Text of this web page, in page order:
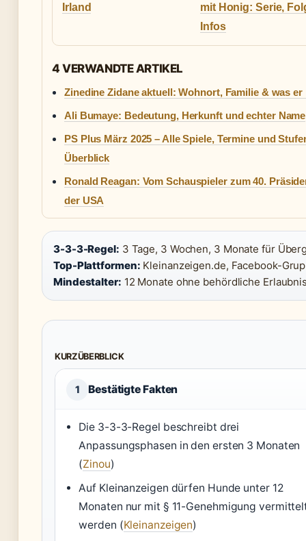
Irland
mit Honig: Serie,
Infos
4 VERWANDTE ARTIKEL
Zinedine Zidane aktuell: Wohnort, Familie & was er
Ali Bumaye: Bedeutung, Herkunft und echter Name
PS Plus März 2025 – Alle Spiele, Termine und
Überblick
Ronald Reagan: Vom Schauspieler zum 40.
der USA
3-3-3-Regel: 3 Tage, 3 Wochen, 3 Monate für
Top-Plattformen: Kleinanzeigen.de, Facebook-
Mindestalter: 12 Monate ohne behördliche
KURZÜBERBLICK
1 Bestätigte Fakten
Die 3-3-3-Regel beschreibt drei
Anpassungsphasen in den ersten 3 Monaten
(Zinou)
Auf Kleinanzeigen dürfen Hunde unter 12
Monaten nur mit § 11-Genehmigung
werden (Kleinanzeigen)